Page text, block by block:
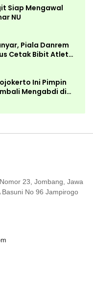
Siap Mengawal
NU
Piala Danrem
Cetak Bibit Atlet
Ini Pimpin
Mengabdi di
23, Jombang, Jawa
No 96 Jampirogo